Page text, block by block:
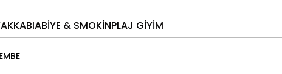
ABİYE & SMOKİNPLAJ GİYİM